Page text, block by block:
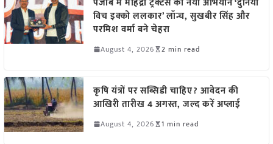
विच इक्को ललकार’ लॉन्च, सुखबीर सिंह और
परमिश वर्मा बने चेहरा
August 4, 2026 2 min read
कृषि यंत्रों पर सब्सिडी चाहिए? आवेदन की
आखिरी तारीख 4 अगस्त, जल्द करें अप्लाई
August 4, 2026 1 min read